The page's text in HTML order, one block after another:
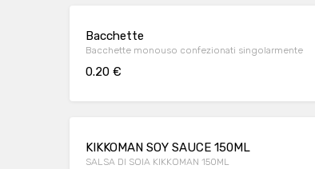
Bacchette
Bacchette monouso confezionati singolarmente
0.20 €
KIKKOMAN SOY SAUCE 150ML
SALSA DI SOIA KIKKOMAN 150ML